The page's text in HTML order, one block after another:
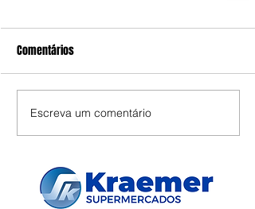
Comentários
Escreva um comentário